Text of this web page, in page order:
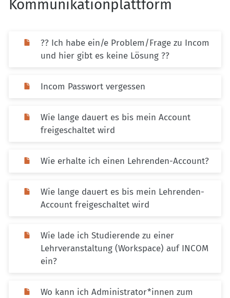
Kommunikationplattform
?? Ich habe ein/e Problem/Frage zu Incom
und hier gibt es keine Lösung ??
Incom Passwort vergessen
Wie lange dauert es bis mein Account
freigeschaltet wird
Wie erhalte ich einen Lehrenden-Account?
Wie lange dauert es bis mein Lehrenden-
Account freigeschaltet wird
Wie lade ich Studierende zu einer
Lehrveranstaltung (Workspace) auf INCOM
ein?
Wo kann ich Administrator*innen zum